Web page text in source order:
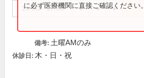
14:00～17:00 ● ● ●
に必ず医療機関に直接ご確認ください。
備考: 土曜AMのみ
休診日: 木・日・祝